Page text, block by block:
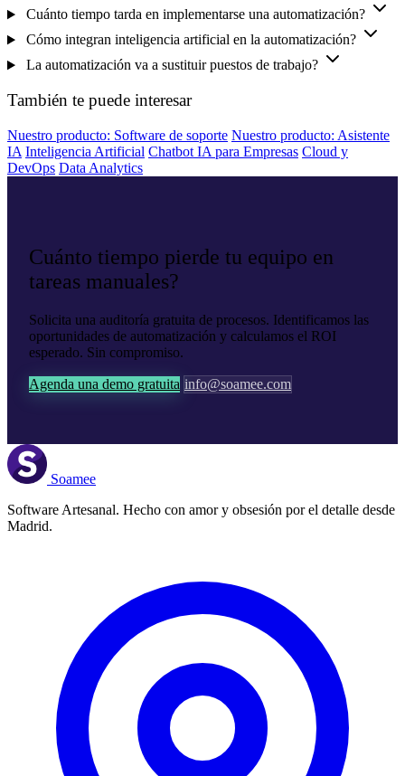
Cuánto tiempo tarda en implementarse una automatización?
Cómo integran inteligencia artificial en la automatización?
La automatización va a sustituir puestos de trabajo?
También te puede interesar
Nuestro producto: Software de soporte Nuestro producto: Asistente
IA Inteligencia Artificial Chatbot IA para Empresas Cloud y
DevOps Data Analytics
Cuánto tiempo pierde tu equipo en
tareas manuales?
Solicita una auditoría gratuita de procesos. Identificamos las
oportunidades de automatización y calculamos el ROI
esperado. Sin compromiso.
Agenda una demo gratuita info@soamee.com
Soamee
Software Artesanal. Hecho con amor y obsesión por el detalle desde
Madrid.